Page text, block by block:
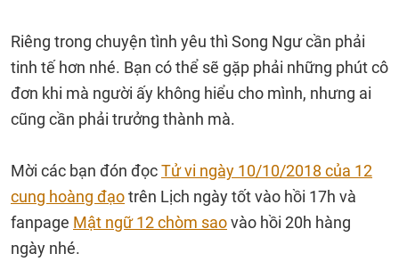
Riêng trong chuyện tình yêu thì Song Ngư cần phải
tinh tế hơn nhé. Bạn có thể sẽ gặp phải những phút cô
đơn khi mà người ấy không hiểu cho mình, nhưng ai
cũng cần phải trưởng thành mà.
Mời các bạn đón đọcTử vi ngày 10/10/2018 của 12
cung hoàng đạotrên Lịch ngày tốt vào hồi 17h và
fanpage Mật ngữ 12 chòm saovào hồi 20h hàng
ngày nhé.